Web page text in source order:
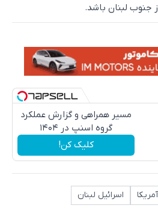
جنوب لبنان باشد.
مسیر همراهی و گزارش عملکرد
گروه اسنپ در ۱۴۰۴
کلیک کن!
اسرائیل لبنان